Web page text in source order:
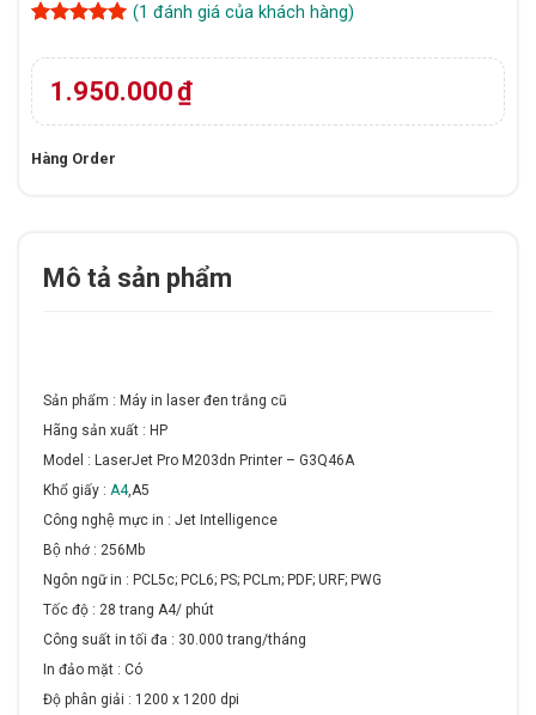
dựa trên
đánh giá
(1 đánh giá của khách hàng)
1.950.000₫
Hàng Order
Mô tả sản phẩm
Sản phẩm : Máy in laser đen trắng cũ
Hãng sản xuất : HP
Model : LaserJet Pro M203dn Printer – G3Q46A
Khổ giấy : A4,A5
Công nghệ mực in : Jet Intelligence
Bộ nhớ : 256Mb
Ngôn ngữ in : PCL5c; PCL6; PS; PCLm; PDF; URF; PWG
Tốc độ : 28 trang A4/ phút
Công suất in tối đa : 30.000 trang/tháng
In đảo mặt : Có
Độ phân giải : 1200 x 1200 dpi